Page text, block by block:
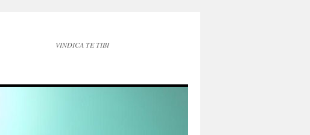
VINDICA TE TIBI